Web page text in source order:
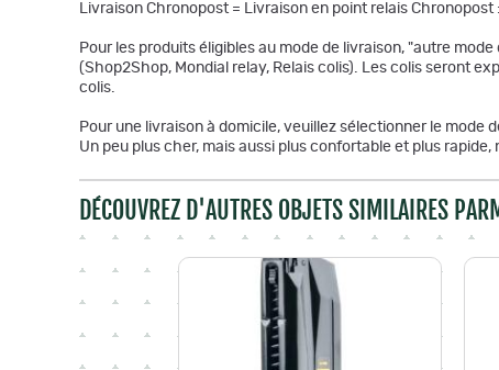
Livraison Chronopost = Livraison en point relais Chronopost :
Pour les produits éligibles au mode de livraison, "autre
(Shop2Shop, Mondial relay, Relais colis). Les colis seront
colis.
Pour une livraison à domicile, veuillez sélectionner le mode
Un peu plus cher, mais aussi plus confortable et plus
DÉCOUVREZ D'AUTRES OBJETS SIMILAIRES